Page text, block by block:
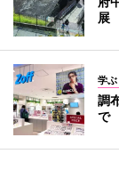
展
学ぶ
調
で